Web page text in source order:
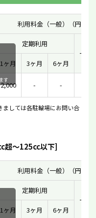
利用料金（一般）（円）
定期利用
一時
1ヶ月
3ヶ月 6ヶ月
2,000 - -
す
しては各駐輪場にお問い合
超〜125cc以下]
利用料金（一般）（円）
定期利用
一時
1ヶ月
3ヶ月 6ヶ月